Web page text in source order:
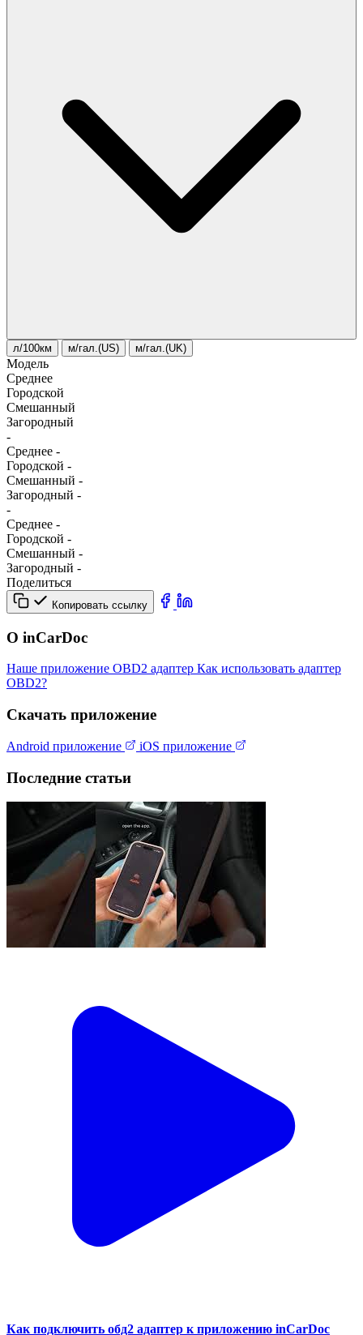
л/100км м/гал.(US) м/гал.(UK)
Модель
Среднее
Городской
Смешанный
Загородный
-
Среднее -
Городской -
Смешанный -
Загородный -
-
Среднее -
Городской -
Смешанный -
Загородный -
Поделиться
Копировать ссылку
О inCarDoc
Наше приложение OBD2 адаптер Как использовать адаптер
OBD2?
Скачать приложение
Android приложение iOS приложение
Последние статьи
Как подключить обд2 адаптер к приложению inCarDoc